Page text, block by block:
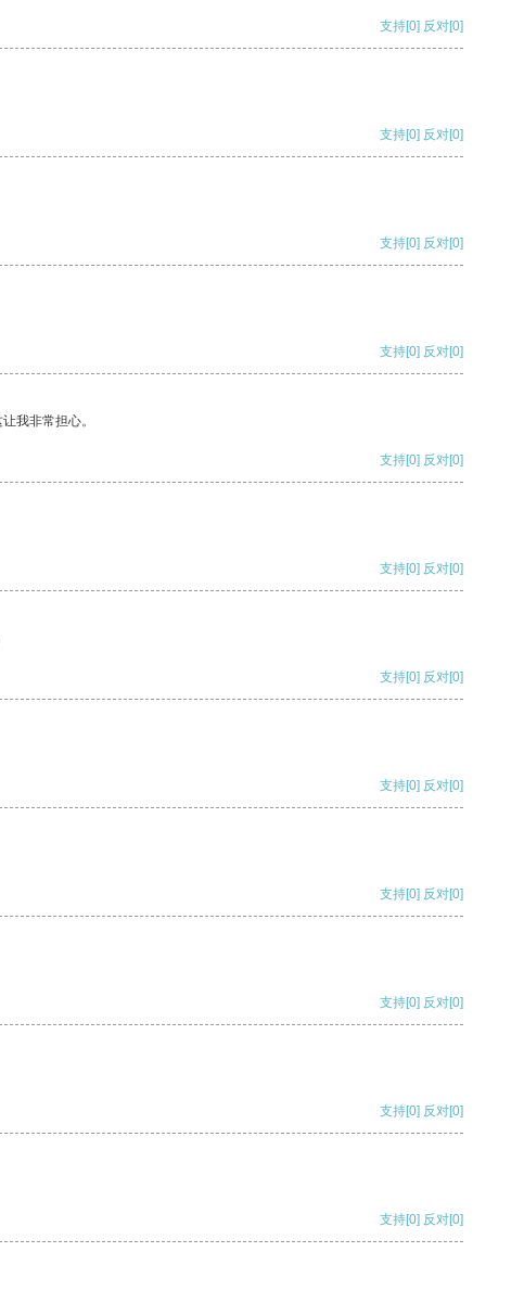
支持[0] 反对[0]
支持[0] 反对[0]
支持[0] 反对[0]
支持[0] 反对[0]
我非常担心。
支持[0] 反对[0]
支持[0] 反对[0]
支持[0] 反对[0]
支持[0] 反对[0]
支持[0] 反对[0]
支持[0] 反对[0]
支持[0] 反对[0]
支持[0] 反对[0]